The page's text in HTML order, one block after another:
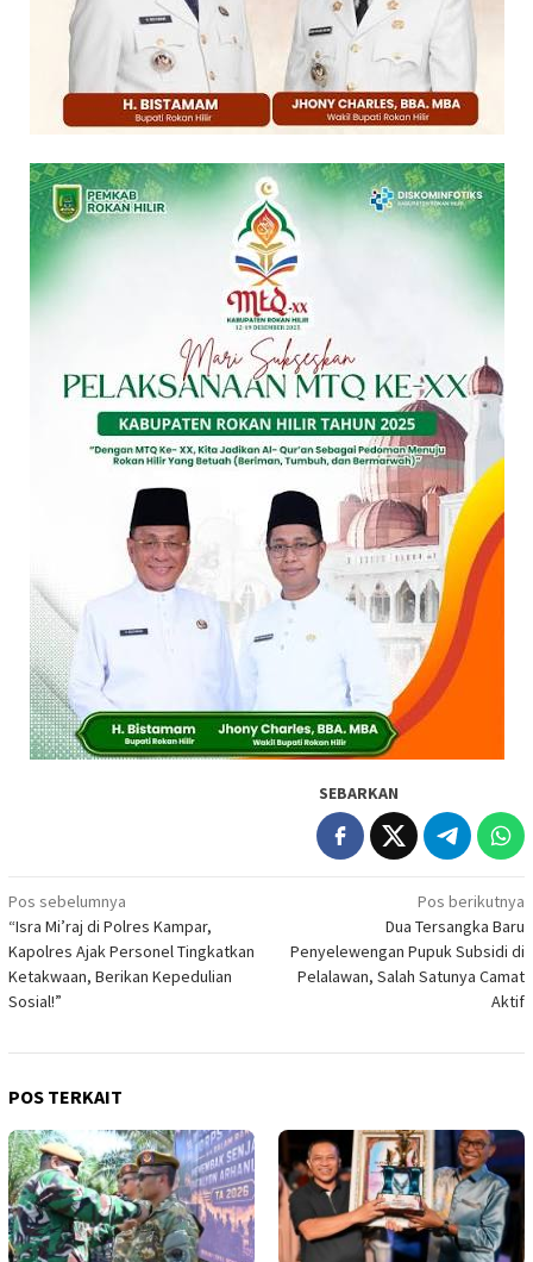
SEBARKAN
Navigasi
pos
Pos sebelumnya
“Isra Mi’raj di Polres Kampar,
Kapolres Ajak Personel Tingkatkan
Ketakwaan, Berikan Kepedulian
Sosial!”
Pos berikutnya
Dua Tersangka Baru
Penyelewengan Pupuk Subsidi di
Pelalawan, Salah Satunya Camat
Aktif
POS TERKAIT